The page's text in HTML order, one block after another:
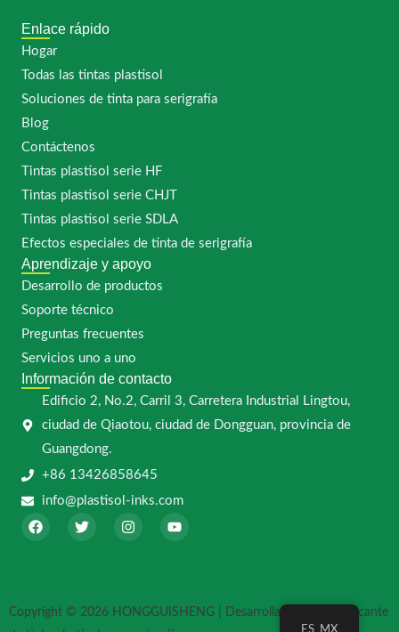
Enlace rápido
Hogar
Todas las tintas plastisol
Soluciones de tinta para serigrafía
Blog
Contáctenos
Tintas plastisol serie HF
Tintas plastisol serie CHJT
Tintas plastisol serie SDLA
Efectos especiales de tinta de serigrafía
Aprendizaje y apoyo
Desarrollo de productos
Soporte técnico
Preguntas frecuentes
Servicios uno a uno
Información de contacto
Edificio 2, No.2, Carril 3, Carretera Industrial Lingtou,
ciudad de Qiaotou, ciudad de Dongguan, provincia de
Guangdong.
+86 13426858645
info@plastisol-inks.com
F
a
k
G
o
I
n
r
a
Y
o
e
Copyright © 2026 HONGGUISHENG | Desarrollado por el fabricante
ES_MX